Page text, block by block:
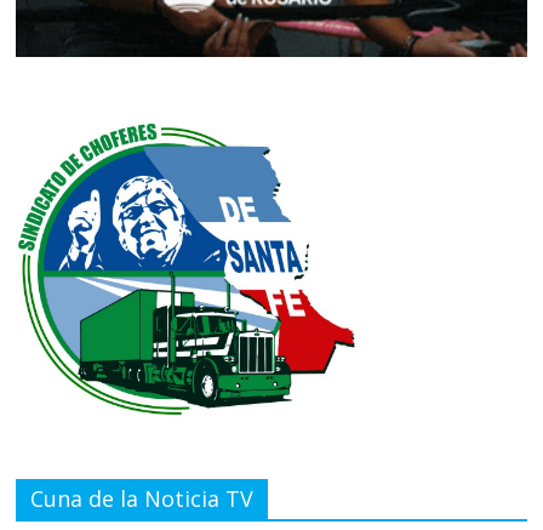
Cuna de la Noticia TV